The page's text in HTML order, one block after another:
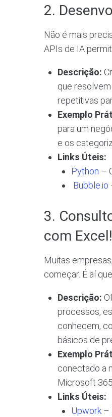
2.
Não é mais
APIs de IA
Descrição:
que
repetitivas
Exemplo
para um
e os
Links Úteis:
Python –
Bubble.io
3.
com
Muitas
começar. É aí
Descrição:
processos,
conhecem,
básicos de
Exemplo
conectado a
Microsoft
Links Úteis:
Upwork –